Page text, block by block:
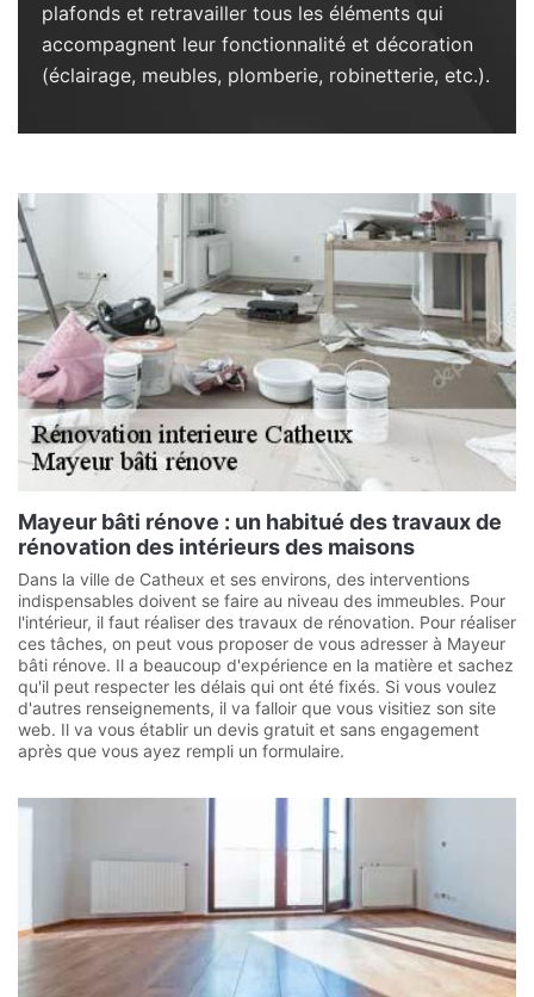
plafonds et retravailler tous les éléments qui
accompagnent leur fonctionnalité et décoration
(éclairage, meubles, plomberie, robinetterie, etc.).
Mayeur bâti rénove : un habitué des travaux de
rénovation des intérieurs des maisons
Dans la ville de Catheux et ses environs, des interventions
indispensables doivent se faire au niveau des immeubles. Pour
l'intérieur, il faut réaliser des travaux de rénovation. Pour réaliser
ces tâches, on peut vous proposer de vous adresser à Mayeur
bâti rénove. Il a beaucoup d'expérience en la matière et sachez
qu'il peut respecter les délais qui ont été fixés. Si vous voulez
d'autres renseignements, il va falloir que vous visitiez son site
web. Il va vous établir un devis gratuit et sans engagement
après que vous ayez rempli un formulaire.